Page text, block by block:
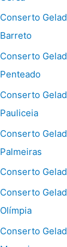
Conserto
Barreto
Conserto
Penteado
Conserto
Pauliceia
Conserto
Palmeiras
Conserto
Conserto
Olímpia
Conserto